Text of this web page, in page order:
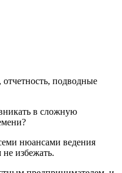
в сложную
нюансами ведения
не избежать.